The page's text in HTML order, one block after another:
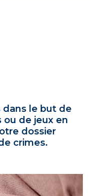
dans le but de
ou de jeux en
dossier
crimes.